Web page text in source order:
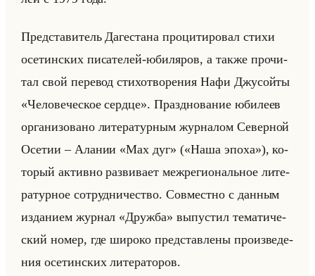
Пред­ста­ви­тель Да­ге­ста­на про­ци­ти­ро­вал стихи
осе­тин­ских пи­са­те­лей-юби­ля­ров, а также про­чи­
тал свой пе­ре­вод сти­хо­тво­ре­ния Нафи Джу­сойты
«Человеческое сердце». Празд­но­ва­ние юби­ле­ев
ор­га­ни­зо­ва­но ли­те­ра­тур­ным жур­на­лом Се­вер­ной
Осе­тии – Ала­нии «Мах дуг» («Наша эпоха»), ко­
то­рый ак­тив­но раз­ви­ва­ет меж­ре­ги­ональное ли­те­
ра­тур­ное со­труд­ни­че­ство. Сов­мест­но с дан­ным
из­да­ни­ем жур­нал «Дружба» вы­пу­стил те­ма­ти­че­
ский номер, где ши­ро­ко пред­став­ле­ны про­из­ве­де­
ния осе­тин­ских ли­те­ра­то­ров.